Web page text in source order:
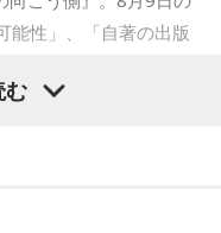
ディアミックスを果た
。
能性」、「自著の出版
す。
む